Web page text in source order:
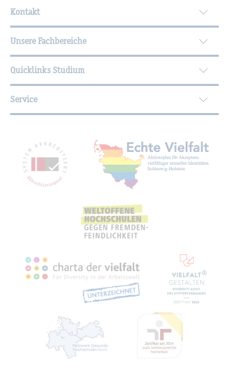
Kontakt
Unsere Fachbereiche
Quicklinks Studium
Service
Mit­glied­schaf­ten,